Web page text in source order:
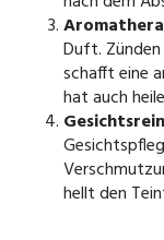
Duft.
schafft eine
hat auch
hellt den